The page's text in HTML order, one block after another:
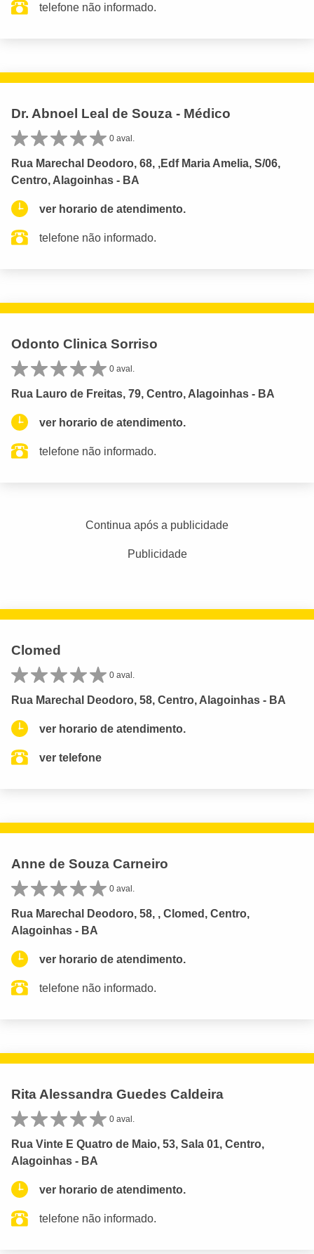
telefone não informado.
Dr. Abnoel Leal de Souza - Médico
0 aval.
Rua Marechal Deodoro, 68, ,Edf Maria Amelia, S/06,
Centro, Alagoinhas - BA
ver horario de atendimento.
telefone não informado.
Odonto Clinica Sorriso
0 aval.
Rua Lauro de Freitas, 79, Centro, Alagoinhas - BA
ver horario de atendimento.
telefone não informado.
Continua após a publicidade
Publicidade
Clomed
0 aval.
Rua Marechal Deodoro, 58, Centro, Alagoinhas - BA
ver horario de atendimento.
ver telefone
Anne de Souza Carneiro
0 aval.
Rua Marechal Deodoro, 58, , Clomed, Centro,
Alagoinhas - BA
ver horario de atendimento.
telefone não informado.
Rita Alessandra Guedes Caldeira
0 aval.
Rua Vinte E Quatro de Maio, 53, Sala 01, Centro,
Alagoinhas - BA
ver horario de atendimento.
telefone não informado.